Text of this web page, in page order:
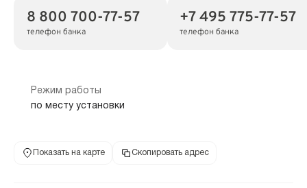
8 800 700-77-57
телефон банка
+7 495 775-77-57
телефон банка
Режим работы
по месту установки
Показать на карте Скопировать адрес